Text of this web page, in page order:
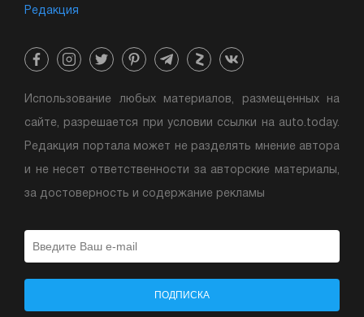
Редакция
Использование любых материалов, размещенных на
сайте, разрешается при условии ссылки на auto.today.
Редакция портала может не разделять мнение автора
и не несет ответственности за авторские материалы,
за достоверность и содержание рекламы
ПОДПИСКА